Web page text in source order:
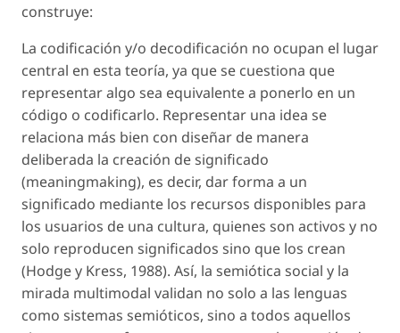
construye:
La codificación y/o decodificación no ocupan el lugar
central en esta teoría, ya que se cuestiona que
representar algo sea equivalente a ponerlo en un
código o codificarlo. Representar una idea se
relaciona más bien con diseñar de manera
deliberada la creación de significado
(meaningmaking), es decir, dar forma a un
significado mediante los recursos disponibles para
los usuarios de una cultura, quienes son activos y no
solo reproducen significados sino que los crean
(Hodge y Kress, 1988). Así, la semiótica social y la
mirada multimodal validan no solo a las lenguas
como sistemas semióticos, sino a todos aquellos